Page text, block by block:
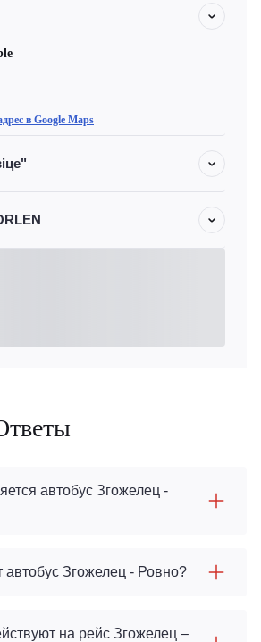
в Google Maps
автобус Згожелец -
автобус Згожелец - Ровно?
на рейс Згожелец –